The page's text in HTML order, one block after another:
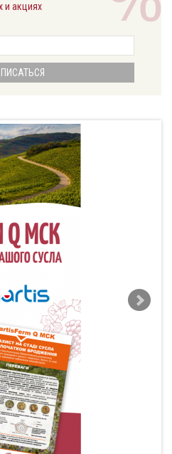
и акциях